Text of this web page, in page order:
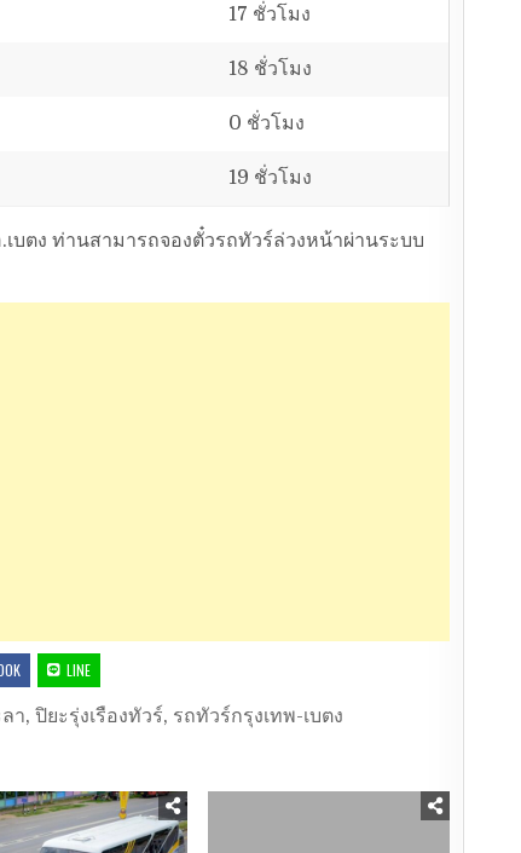
17 ชั่วโมง
18 ชั่วโมง
0 ชั่วโมง
19 ชั่วโมง
บตง ท่านสามารถจองตั๋วรถทัวร์ล่วงหน้าผ่านระบบ
LINE
า, ปิยะรุ่งเรืองทัวร์, รถทัวร์กรุงเทพ-เบตง